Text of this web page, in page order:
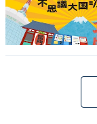
こちらもおすすめ